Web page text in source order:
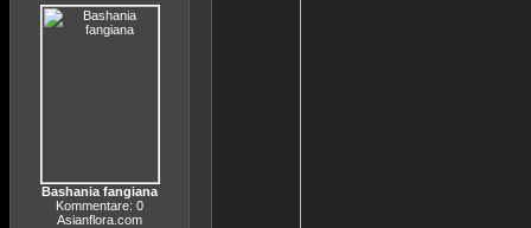
Bashania fangiana
Kommentare: 0
Asianflora.com